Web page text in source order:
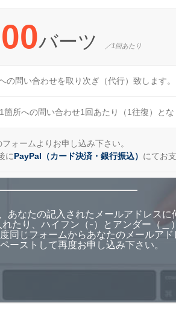
バーツ ／1回あたり
の問い合わせを取り次ぎ（代行）致します。
所への問い合わせ1回あたり（1往復）とな
フォームよりお申し込み下さい。
にPayPal（カード決済・銀行振込） にてお
あなたの記入されたメールアドレスに
たり、ハイフン（-）とアンダー（＿
同じフォームからあなたのメールア
ーストして再度お申し込み下さい。